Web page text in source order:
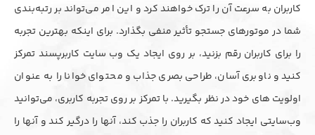
کاربران به سرعت آن را ترک خواهند کرد و این امر می‌تواند بر رتبه‌بندی
شما در موتورهای جستجو تأثیر منفی بگذارد. برای اینکه بهترین تجربه
را برای کاربران رقم بزنید، بر روی ایجاد یک وب سایت کاربرپسند تمرکز
کنید و ناوبری آسان، طراحی بصری جذاب و محتوای خوانا را به عنوان
اولویت های خود در نظر بگیرید. با تمرکز بر روی تجربه کاربری، می‌توانید
وب‌سایتی ایجاد کنید که کاربران را جذب کند، آنها را درگیر کند و آنها را